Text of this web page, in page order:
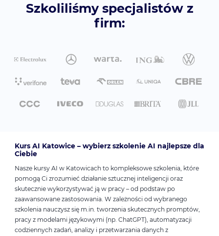
Szkoliliśmy specjalistów z
firm:
Kurs AI Katowice – wybierz szkolenie AI najlepsze dla
Ciebie
Nasze kursy AI w Katowicach to kompleksowe szkolenia, które
pomogą Ci zrozumieć działanie sztucznej inteligencji oraz
skutecznie wykorzystywać ją w pracy – od podstaw po
zaawansowane zastosowania. W zależności od wybranego
szkolenia nauczysz się m.in. tworzenia skutecznych promptów,
pracy z modelami językowymi (np. ChatGPT), automatyzacji
codziennych zadań, analizy i przetwarzania danych z